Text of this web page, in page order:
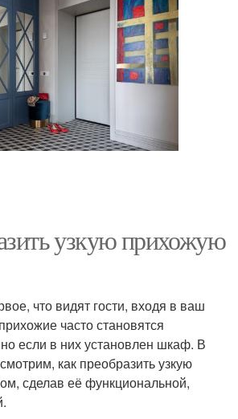
узкую прихожую
что видят гости, входя в ваш
часто становятся
если в них установлен шкаф. В
как преобразить узкую
сделав её функциональной,